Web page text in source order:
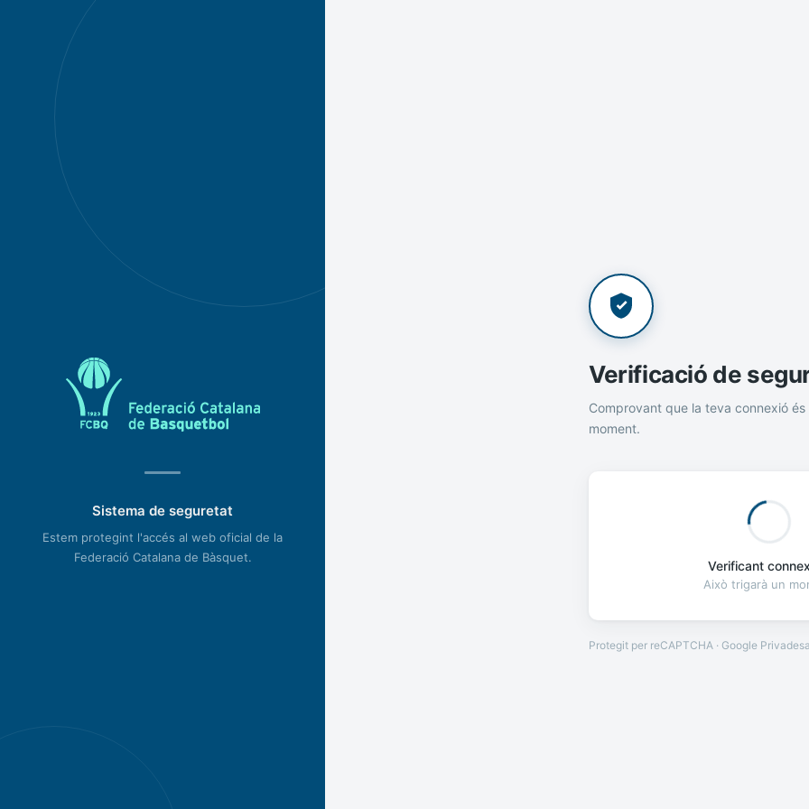
Sistema de seguretat
Estem protegint l'accés al web oficial de la
Federació Catalana de Bàsquet.
Verificació de
Comprovant que la teva connexió és
moment.
Verificant
Això trigarà un
Protegit per reCAPTCHA · Google Privadesa